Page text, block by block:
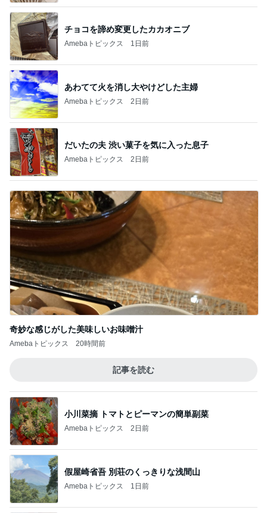
チョコを諦め変更したカカオニブ
Amebaトピックス 1日前
あわてて火を消し大やけどした主婦
Amebaトピックス 2日前
だいたの夫 渋い菓子を気に入った息子
Amebaトピックス 2日前
奇妙な感じがした美味しいお味噌汁
Amebaトピックス 20時間前
記事を読む
小川菜摘 トマトとピーマンの簡単副菜
Amebaトピックス 2日前
假屋崎省吾 別荘のくっきりな浅間山
Amebaトピックス 1日前